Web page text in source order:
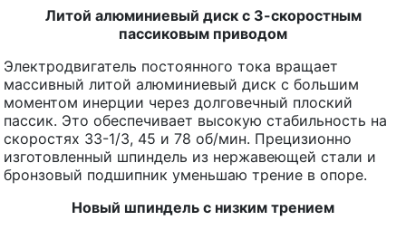
Литой алюминиевый диск с 3-скоростным
пассиковым приводом
Электродвигатель постоянного тока вращает
массивный литой алюминиевый диск с большим
моментом инерции через долговечный плоский
пассик. Это обеспечивает высокую стабильность на
скоростях 33-1/3, 45 и 78 об/мин. Прецизионно
изготовленный шпиндель из нержавеющей стали и
бронзовый подшипник уменьшаю трение в опоре.
Новый шпиндель с низким трением